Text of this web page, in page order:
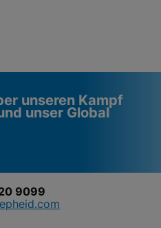
unseren Kampf
unser Global
dass
9099